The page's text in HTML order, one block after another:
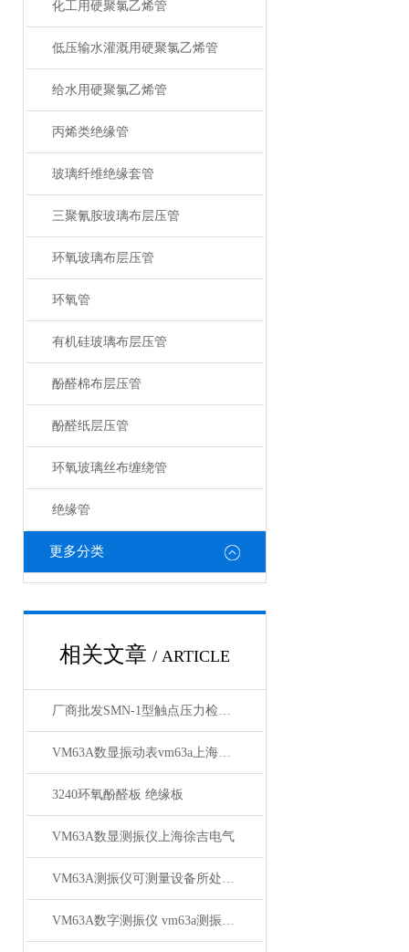
化工用硬聚氯乙烯管
低压输水灌溉用硬聚氯乙烯管
给水用硬聚氯乙烯管
丙烯类绝缘管
玻璃纤维绝缘套管
三聚氰胺玻璃布层压管
环氧玻璃布层压管
环氧管
有机硅玻璃布层压管
酚醛棉布层压管
酚醛纸层压管
环氧玻璃丝布缠绕管
绝缘管
更多分类
相关文章 / ARTICLE
厂商批发SMN-1型触点压力检测仪
VM63A数显振动表vm63a上海徐吉电气
3240环氧酚醛板 绝缘板
VM63A数显测振仪上海徐吉电气
VM63A测振仪可测量设备所处的状态
VM63A数字测振仪 vm63a测振仪*